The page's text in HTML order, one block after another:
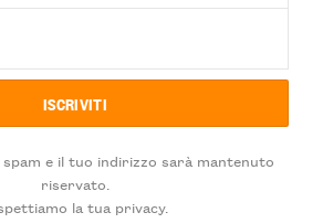
e il tuo indirizzo sarà mantenuto
riservato.
la tua privacy.